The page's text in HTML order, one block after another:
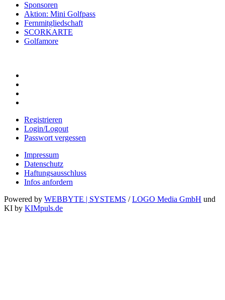
Sponsoren
Aktion: Mini Golfpass
Fernmitgliedschaft
SCORKARTE
Golfamore
Registrieren
Login/Logout
Passwort vergessen
Impressum
Datenschutz
Haftungsausschluss
Infos anfordern
Powered by WEBBYTE | SYSTEMS /LOGO Media GmbH und
KI by KIMpuls.de